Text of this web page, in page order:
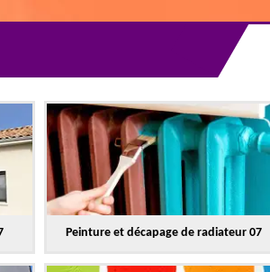
Peinture et décapage de radiateur 07